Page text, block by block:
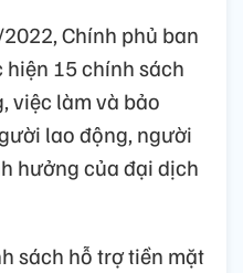
Chính phủ ban
15 chính sách
việc làm và bảo
lao động, người
hưởng của đại dịch
sách hỗ trợ tiền mặt